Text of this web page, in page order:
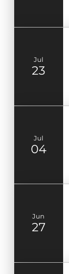
Jul
23
Jul
04
Jun
27